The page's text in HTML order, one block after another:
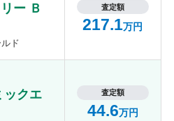
ー Ｂ
ド
査定額
217.1万円
ックエ
査定額
44.6万円